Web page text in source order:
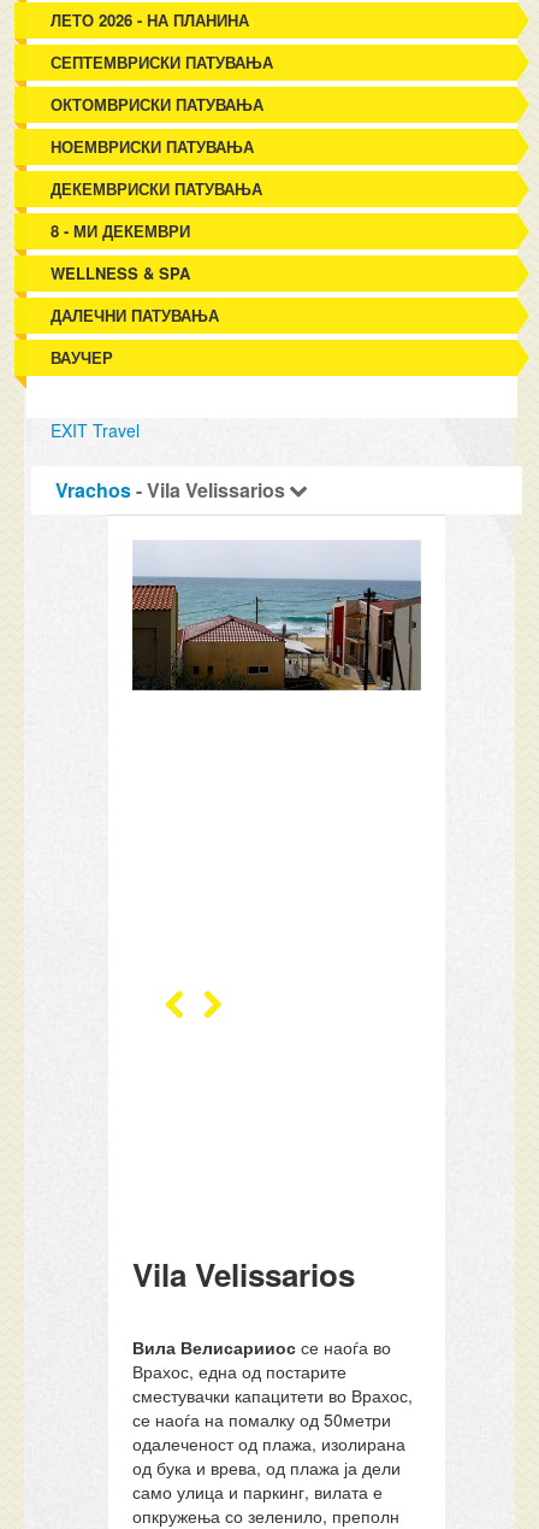
ЛЕТО 2026 - НА ПЛАНИНА
СЕПТЕМВРИСКИ ПАТУВАЊА
ОКТОМВРИСКИ ПАТУВАЊА
НОЕМВРИСКИ ПАТУВАЊА
ДЕКЕМВРИСКИ ПАТУВАЊА
8 - МИ ДЕКЕМВРИ
WELLNESS & SPA
ДАЛЕЧНИ ПАТУВАЊА
ВАУЧЕР
EXIT Travel
Vrachos- Vila Velissarios
Vila Velissarios
Вила Велисарииос се наоѓа во
Врахос, една од постарите
сместувачки капацитети во Врахос,
се наоѓа на помалку од 50метри
одалеченост од плажа, изолирана
од бука и врева, од плажа ја дели
само улица и паркинг, вилата е
опкружења со зеленило, преполн